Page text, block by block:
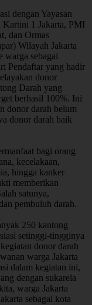
dengan Yayasan
1 Jakarta, PMI
dan Ormas
Wilayah Jakarta
warga sebagai
Pendaftar yang hadir
donor
Darah yang
berhasil 100%. Ini
donor darah belum
donor darah baik
bagi orang
kecelakaan,
hingga kanker
memberikan
satunya,
pembuluh darah.
250 kantong
setinggi-tingginya
donor darah
warga Jakarta
dalam kegiatan ini,
dengan sukarela
warga Jakarta
sebagai kota